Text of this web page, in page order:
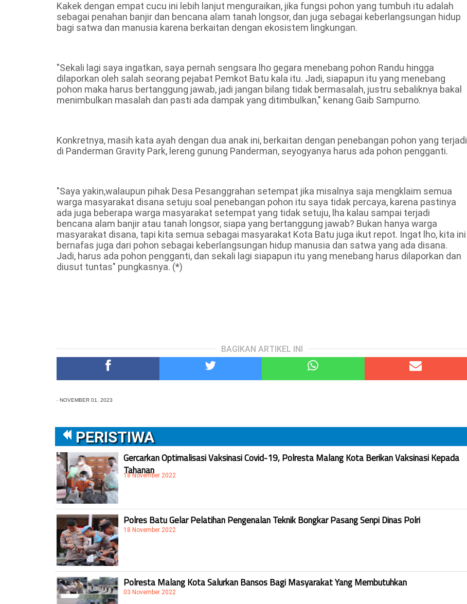
Kakek dengan empat cucu ini lebih lanjut menguraikan, jika fungsi pohon yang tumbuh itu adalah
sebagai penahan banjir dan bencana alam tanah longsor, dan juga sebagai keberlangsungan hidup
bagi satwa dan manusia karena berkaitan dengan ekosistem lingkungan.
"Sekali lagi saya ingatkan, saya pernah sengsara lho gegara menebang pohon Randu hingga
dilaporkan oleh salah seorang pejabat Pemkot Batu kala itu. Jadi, siapapun itu yang menebang
pohon maka harus bertanggung jawab, jadi jangan bilang tidak bermasalah, justru sebaliknya bakal
menimbulkan masalah dan pasti ada dampak yang ditimbulkan," kenang Gaib Sampurno.
Konkretnya, masih kata ayah dengan dua anak ini, berkaitan dengan penebangan pohon yang terjadi
di Panderman Gravity Park, lereng gunung Panderman, seyogyanya harus ada pohon pengganti.
"Saya yakin,walaupun pihak Desa Pesanggrahan setempat jika misalnya saja mengklaim semua
warga masyarakat disana setuju soal penebangan pohon itu saya tidak percaya, karena pastinya
ada juga beberapa warga masyarakat setempat yang tidak setuju, lha kalau sampai terjadi
bencana alam banjir atau tanah longsor, siapa yang bertanggung jawab? Bukan hanya warga
masyarakat disana, tapi kita semua sebagai masyarakat Kota Batu juga ikut repot. Ingat lho, kita ini
bernafas juga dari pohon sebagai keberlangsungan hidup manusia dan satwa yang ada disana.
Jadi, harus ada pohon pengganti, dan sekali lagi siapapun itu yang menebang harus dilaporkan dan
diusut tuntas" pungkasnya. (*)
BAGIKAN ARTIKEL INI
- NOVEMBER 01, 2023
PERISTIWA
Gercarkan Optimalisasi Vaksinasi Covid-19, Polresta Malang Kota Berikan Vaksinasi Kepada
Tahanan
18 November 2022
Polres Batu Gelar Pelatihan Pengenalan Teknik Bongkar Pasang Senpi Dinas Polri
18 November 2022
Polresta Malang Kota Salurkan Bansos Bagi Masyarakat Yang Membutuhkan
03 November 2022